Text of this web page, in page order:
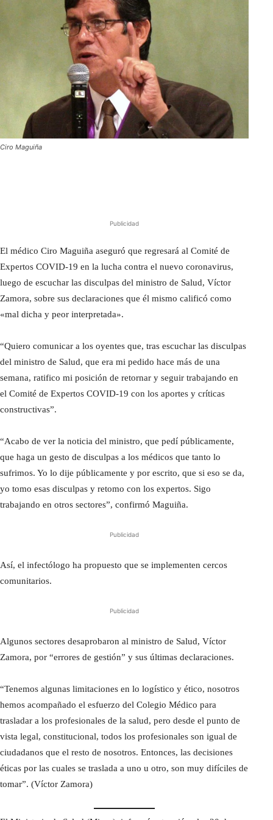
Ciro Maguiña
Publicidad
El médico Ciro Maguiña aseguró que regresará al Comité de
Expertos COVID-19 en la lucha contra el nuevo coronavirus,
luego de escuchar las disculpas del ministro de Salud, Víctor
Zamora, sobre sus declaraciones que él mismo calificó como
«mal dicha y peor interpretada».
“Quiero comunicar a los oyentes que, tras escuchar las disculpas
del ministro de Salud, que era mi pedido hace más de una
semana, ratifico mi posición de retornar y seguir trabajando en
el Comité de Expertos COVID-19 con los aportes y críticas
constructivas”.
“Acabo de ver la noticia del ministro, que pedí públicamente,
que haga un gesto de disculpas a los médicos que tanto lo
sufrimos. Yo lo dije públicamente y por escrito, que si eso se da,
yo tomo esas disculpas y retomo con los expertos. Sigo
trabajando en otros sectores”, confirmó Maguiña.
Publicidad
Así, el infectólogo ha propuesto que se implementen cercos
comunitarios.
Publicidad
Algunos sectores desaprobaron al ministro de Salud, Víctor
Zamora, por “errores de gestión” y sus últimas declaraciones.
“Tenemos algunas limitaciones en lo logístico y ético, nosotros
hemos acompañado el esfuerzo del Colegio Médico para
trasladar a los profesionales de la salud, pero desde el punto de
vista legal, constitucional, todos los profesionales son igual de
ciudadanos que el resto de nosotros. Entonces, las decisiones
éticas por las cuales se traslada a uno u otro, son muy difíciles de
tomar”. (Víctor Zamora)